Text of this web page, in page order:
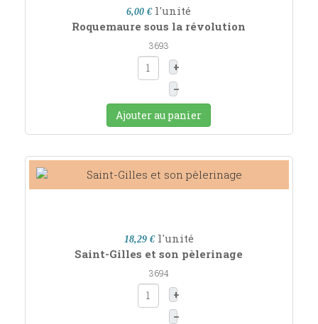
6,00 € l'unité
Roquemaure sous la révolution
3693
+
–
Ajouter au panier
18,29 € l'unité
Saint-Gilles et son pèlerinage
3694
+
–